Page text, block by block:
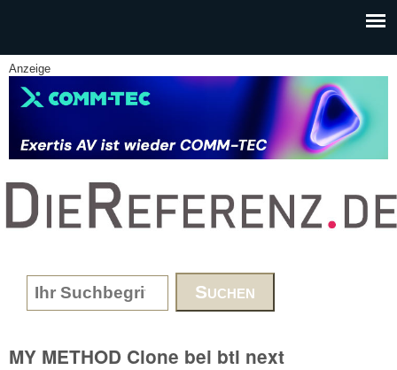
Anzeige
www.DieReferenz.de
Search form
MY METHOD Clone bei btl next